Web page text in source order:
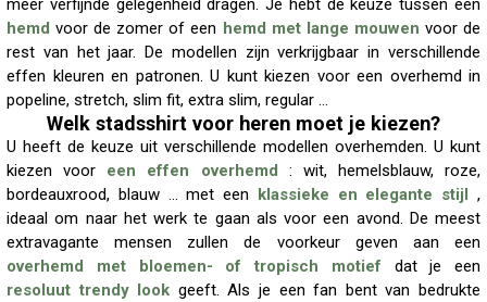
meer verfijnde gelegenheid dragen. Je hebt de keuze tussen een
hemd voor de zomer of een hemd met lange mouwen voor de
rest van het jaar. De modellen zijn verkrijgbaar in verschillende
effen kleuren en patronen. U kunt kiezen voor een overhemd in
popeline, stretch, slim fit, extra slim, regular ...
Welk stadsshirt voor heren moet je kiezen?
U heeft de keuze uit verschillende modellen overhemden. U kunt
kiezen voor een effen overhemd
: wit, hemelsblauw, roze,
bordeauxrood, blauw ... met een
klassieke en elegante stijl
,
ideaal om naar het werk te gaan als voor een avond. De meest
extravagante mensen zullen de voorkeur geven aan een
overhemd met bloemen- of tropisch motief dat je een
resoluut trendy look geeft. Als je een fan bent van bedrukte